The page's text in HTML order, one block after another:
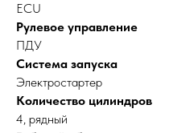
ECU
Рулевое управление
ПДУ
Система запуска
Электростартер
Количество цилиндров
4, рядный